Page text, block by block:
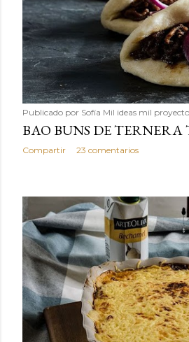
Publicado por Sofía Mil ideas mil
BAO BUNS DE
Compartir 23 comentarios